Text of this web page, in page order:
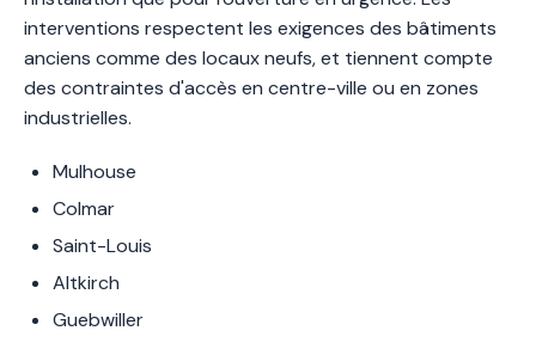
interventions respectent les exigences des bâtiments
anciens comme des locaux neufs, et tiennent compte
des contraintes d'accès en centre-ville ou en zones
industrielles.
Mulhouse
Colmar
Saint-Louis
Altkirch
Guebwiller